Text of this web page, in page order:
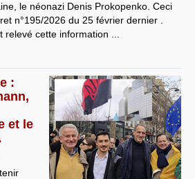
le néonazi Denis Prokopenko. Ceci
n°195/2026 du 25 février dernier .
cette information ...
:
et le